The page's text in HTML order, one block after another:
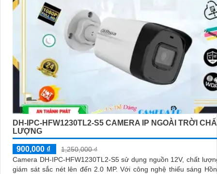
DH-IPC-HFW1230TL2-S5 CAMERA IP NGOÀI TRỜI
LƯỢNG
900,000 ₫
1,250,000 ₫
Camera DH-IPC-HFW1230TL2-S5 sử dụng nguồn 12V, chất
giám sát sắc nét lên đến 2.0 MP. Với công nghệ thiếu sáng Hồng Ngoại